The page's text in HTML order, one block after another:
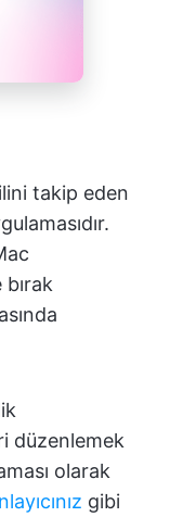
takip eden
bırak
düzenlemek
olarak
gibi